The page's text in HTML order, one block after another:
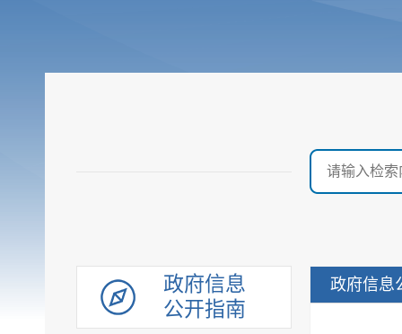
政府信息
公开指南
政府信息